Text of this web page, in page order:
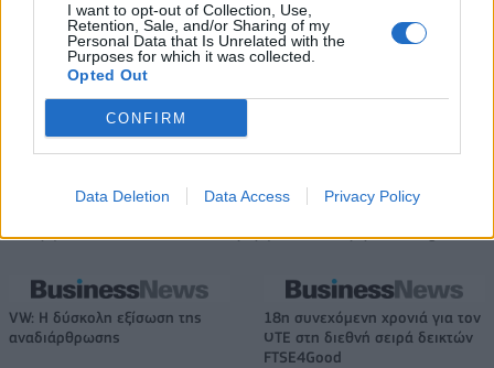
I want to opt-out of Collection, Use,
Retention, Sale, and/or Sharing of my
Personal Data that Is Unrelated with the
Purposes for which it was collected.
Opted Out
CONFIRM
Data Deletion Data Access Privacy Policy
Viohalco: Αυξημένος κατά 14%
ο τζίρος στο α' εξάμηνο, στα 4,3
δισ. ευρώ – Στα 446 εκατ. ευρώ
Η συμφωνία Arval-Athlon αναδιαμορφώνει την αγορά leasing
VW: Η δύσκολη εξίσωση της
αναδιάρθρωσης
18η συνεχόμενη χρονιά για τον
ΟΤΕ στη διεθνή σειρά δεικτών
FTSE4Good